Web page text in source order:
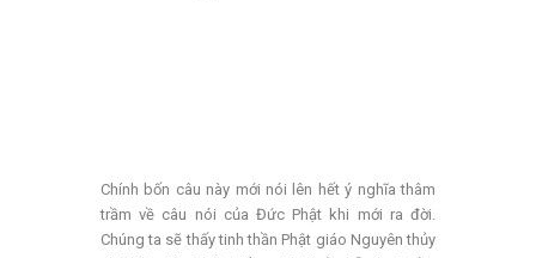
Chính bốn câu này mới nói lên hết ý nghĩa thâm
trầm về câu nói của Đức Phật khi mới ra đời.
Chúng ta sẽ thấy tinh thần Phật giáo Nguyên thủy